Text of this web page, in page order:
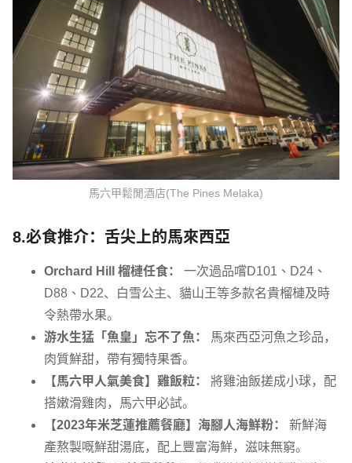
馬六甲鬆閒酒店(The Pines Melaka)
8.必食推介：舌尖上的馬來西亞
Orchard Hill 榴槤任食：
一次過品嚐D101、D24、
D88、D22、白雪公主、貓山王等多款名貴榴槤及時
令熱帶水果。
游水生猛「魚皇」忘不了魚：
馬來西亞河魚之珍品，
肉質鮮甜，帶有獨特果香。
【馬六甲人氣美食】雞飯粒：
將雞油飯搓成小球，配
搭嫩滑雞肉，馬六甲必試。
【2023年米芝蓮推薦餐廳】海腳人海鮮粉：
新鮮海
產熬製嘅鮮甜湯底，配上豐富海鮮，滋味無窮。